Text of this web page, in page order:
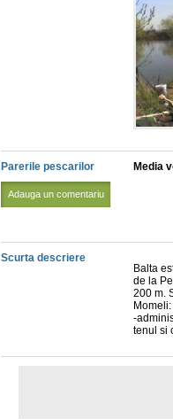
Parerile pescarilor
Adauga un comentariu
Media
Scurta descriere
Balta
de la
200 m.
-
tenul si